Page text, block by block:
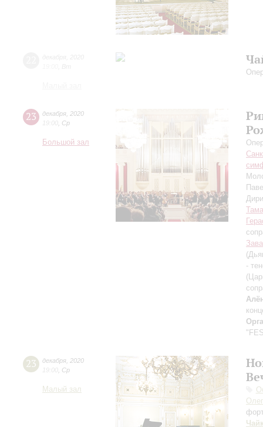
23 декабря 2020
19:00 Ср
Большой зал
-
23 декабря 2020
19:00 Ср
Малый зал